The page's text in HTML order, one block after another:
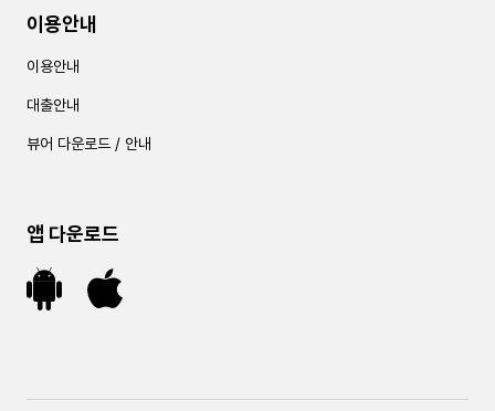
이용안내
이용안내
대출안내
뷰어 다운로드 / 안내
앱 다운로드